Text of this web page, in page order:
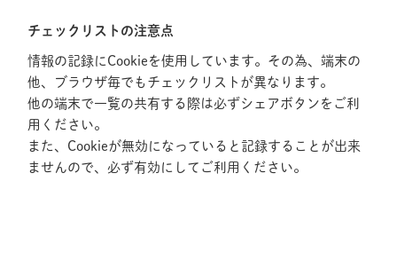
チェックリストの注意点
情報の記録にCookieを使用しています。その為、端末の
他、ブラウザ毎でもチェックリストが異なります。
他の端末で一覧の共有する際は必ずシェアボタンをご利
用ください。
また、Cookieが無効になっていると記録することが出来
ませんので、必ず有効にしてご利用ください。